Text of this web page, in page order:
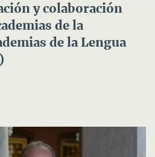
y colaboración
de la
de la Lengua